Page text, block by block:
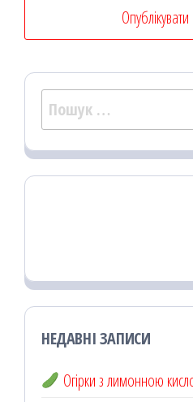
Пошук:
НЕДАВНІ ЗАПИСИ
Огірки з лимонною